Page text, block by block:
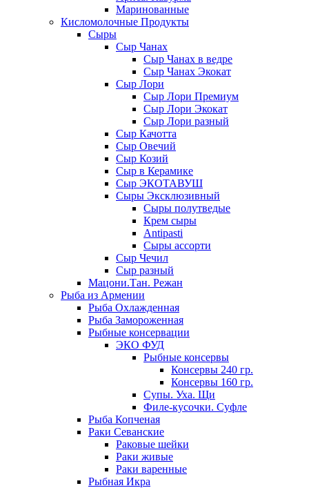
Маринованные
Кисломолочные Продукты
Сыры
Сыр Чанах
Сыр Чанах в ведре
Сыр Чанах Экокат
Сыр Лори
Сыр Лори Премиум
Сыр Лори Экокат
Сыр Лори разный
Сыр Качотта
Сыр Овечий
Сыр Козий
Сыр в Керамике
Сыр ЭКОТАВУШ
Сыры Эксклюзивный
Сыры полутведые
Крем сыры
Antipasti
Сыры ассорти
Сыр Чечил
Сыр разный
Мацони.Тан. Режан
Рыба из Армении
Рыба Охлажденная
Рыба Замороженная
Рыбные консервации
ЭКО ФУД
Рыбные консервы
Консервы 240 гр.
Консервы 160 гр.
Супы. Уха. Щи
Филе-кусочки. Суфле
Рыба Копченая
Раки Севанские
Раковые шейки
Раки живые
Раки варенные
Рыбная Икра